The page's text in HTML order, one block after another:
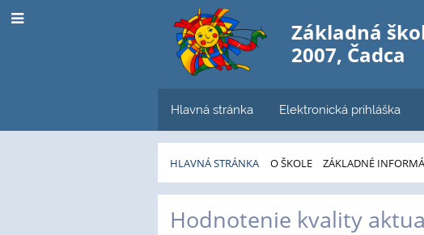
Základná
2007, Čadca
Hlavná stránka Elektronická prihláška
HLAVNÁ STRÁNKA O ŠKOLE ZÁKLADNÉ
Aktualizačné
Hodnotenie kvality